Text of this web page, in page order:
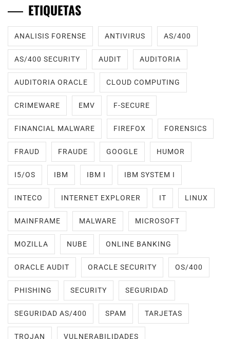
ETIQUETAS
ANALISIS FORENSE ANTIVIRUS AS/400
AS/400 SECURITY AUDIT AUDITORIA
AUDITORIA ORACLE CLOUD COMPUTING
CRIMEWARE EMV F-SECURE
FINANCIAL MALWARE FIREFOX FORENSICS
FRAUD FRAUDE GOOGLE HUMOR
I5/OS IBM IBM I IBM SYSTEM I
INTECO INTERNET EXPLORER IT LINUX
MAINFRAME MALWARE MICROSOFT
MOZILLA NUBE ONLINE BANKING
ORACLE AUDIT ORACLE SECURITY OS/400
PHISHING SECURITY SEGURIDAD
SEGURIDAD AS/400 SPAM TARJETAS
TROJAN VULNERABILIDADES